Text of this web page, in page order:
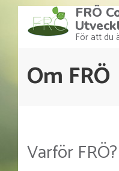
FRÖ
För att du
Om FRÖ
Varför FRÖ?